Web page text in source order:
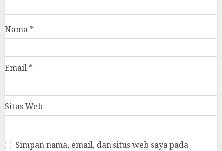
Nama *
Email *
Situs Web
Simpan nama, email, dan situs web saya pada